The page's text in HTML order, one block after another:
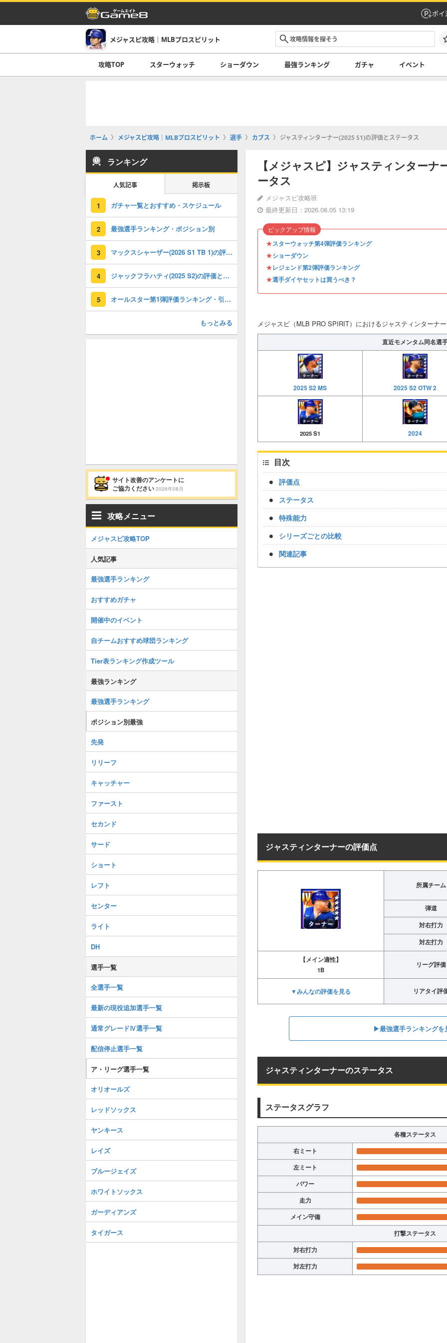
ポイ
メジャスピ攻略｜MLBプロスピリット
攻略TOP スターウォッチ ショーダウン 最強ランキング ガチャ イベント
ホーム メジャスピ攻略｜MLBプロスピリット 選手 カブス ジャスティンターナー(2025 S1)の評価とステータス
【メジャスピ】ジャスティンターナ
ータス
メジャスピ攻略班
最終更新日：2026.08.05 13:19
★スターウォッチ第4弾評価ランキング
★ショーダウン
★レジェンド第2弾評価ランキング
★選手ダイヤセットは買うべき？
ピックアップ情報
メジャスピ（MLB PRO SPIRIT）におけるジャスティンターナ
直近モメンタム同名選
2025 S2 MS 2025 S2 OTW 2
2025 S1 2024
目次
評価点
ステータス
特殊能力
シリーズごとの比較
関連記事
ジャスティンターナーの評価点
所属チーム
弾道
対右打力
対左打力
【メイン適性】
1B
リーグ評価
▼みんなの評価を見る リアタイ評
▶︎最強選手ランキングを
ジャスティンターナーのステータス
ステータスグラフ
各種ステータス
右ミート
左ミート
パワー
走力
メイン守備
打撃ステータス
対右打力
対左打力
ランキング
人気記事 掲示板
1 ガチャ一覧とおすすめ・スケジュール
2 最強選手ランキング・ポジション別
3 マックスシャーザー(2026 S1 TB 1)の評価とステータス
4 ジャックフラハティ(2025 S2)の評価とステータス
5 オールスター第1弾評価ランキング・引くべき？
もっとみる
サイト改善のアンケートに
ご協力ください 2026年08月
攻略メニュー
メジャスピ攻略TOP
人気記事
最強選手ランキング
おすすめガチャ
開催中のイベント
自チームおすすめ球団ランキング
Tier表ランキング作成ツール
最強ランキング
最強選手ランキング
ポジション別最強
先発
リリーフ
キャッチャー
ファースト
セカンド
サード
ショート
レフト
センター
ライト
DH
選手一覧
全選手一覧
最新の現役追加選手一覧
通常グレードⅣ選手一覧
配信停止選手一覧
ア・リーグ選手一覧
オリオールズ
レッドソックス
ヤンキース
レイズ
ブルージェイズ
ホワイトソックス
ガーディアンズ
タイガース